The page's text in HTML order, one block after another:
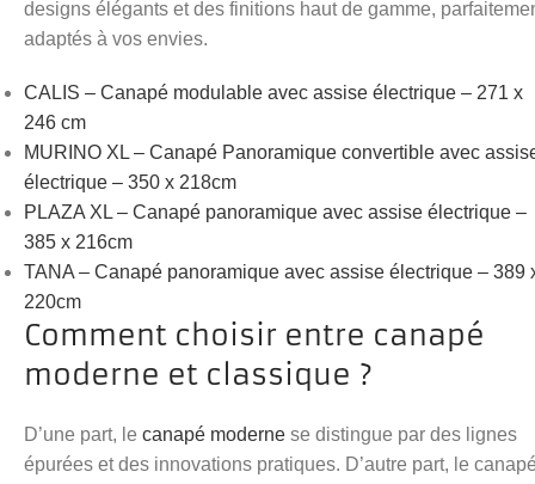
designs élégants et des finitions haut de gamme,
adaptés à vos envies.
CALIS – Canapé modulable avec assise électrique – 271 x
246 cm
MURINO XL – Canapé Panoramique convertible avec
électrique – 350 x 218cm
PLAZA XL – Canapé panoramique avec assise électrique –
385 x 216cm
TANA – Canapé panoramique avec assise électrique – 389
220cm
Comment choisir entre canapé
moderne et classique ?
D’une part, le canapé moderne se distingue par des lignes
épurées et des innovations pratiques. D’autre part, le